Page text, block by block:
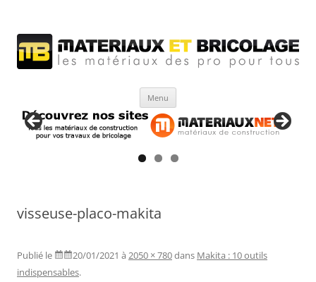
Menu
visseuse-placo-makita
Publié le 20/01/2021 à 2050 × 780dans Makita : 10 outils
indispensables.